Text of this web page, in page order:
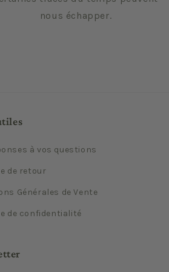
nous échapper.
à vos questions
de retour
Générales de Vente
de confidentialité